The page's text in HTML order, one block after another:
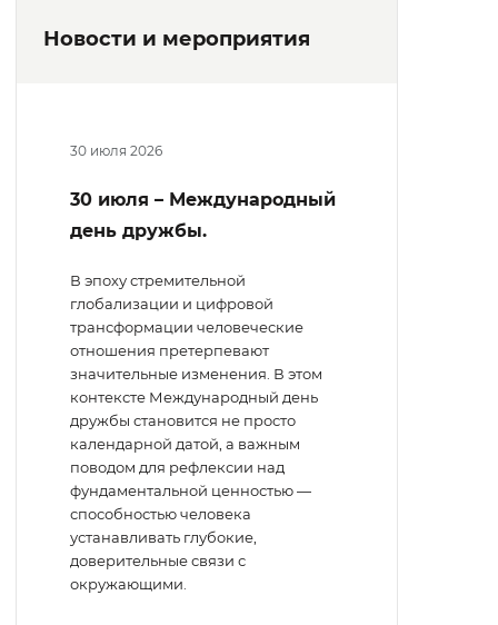
Новости и мероприятия
30 июля 2026
30 июля – Международный
день дружбы.
В эпоху стремительной
глобализации и цифровой
трансформации человеческие
отношения претерпевают
значительные изменения. В этом
контексте Международный день
дружбы становится не просто
календарной датой, а важным
поводом для рефлексии над
фундаментальной ценностью —
способностью человека
устанавливать глубокие,
доверительные связи с
окружающими.